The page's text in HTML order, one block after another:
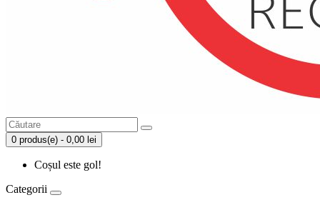
0 produs(e) - 0,00 lei
Coșul este gol!
Categorii